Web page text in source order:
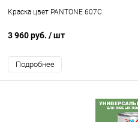
Краска цвет PANTONE 607C
3 960 руб. / шт
Подробнее